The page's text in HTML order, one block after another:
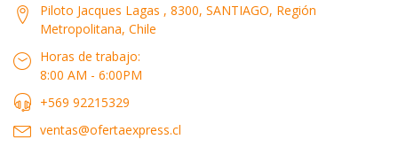
Piloto Jacques Lagas , 8300, SANTIAGO, Región
Metropolitana, Chile
Horas de trabajo:
8:00 AM - 6:00PM
+569 92215329
ventas@ofertaexpress.cl